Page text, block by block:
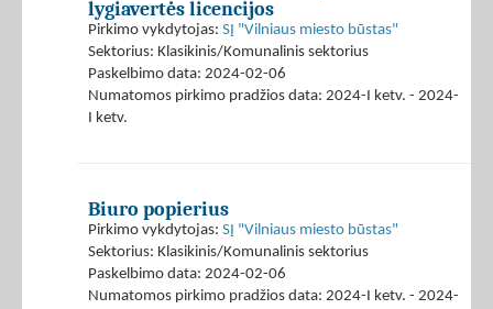
lygiavertės licencijos
Pirkimo vykdytojas: SĮ "Vilniaus miesto būstas"
Sektorius: Klasikinis/Komunalinis sektorius
Paskelbimo data: 2024-02-06
Numatomos pirkimo pradžios data: 2024-I ketv. - 2024-
I ketv.
Biuro popierius
Pirkimo vykdytojas: SĮ "Vilniaus miesto būstas"
Sektorius: Klasikinis/Komunalinis sektorius
Paskelbimo data: 2024-02-06
Numatomos pirkimo pradžios data: 2024-I ketv. - 2024-